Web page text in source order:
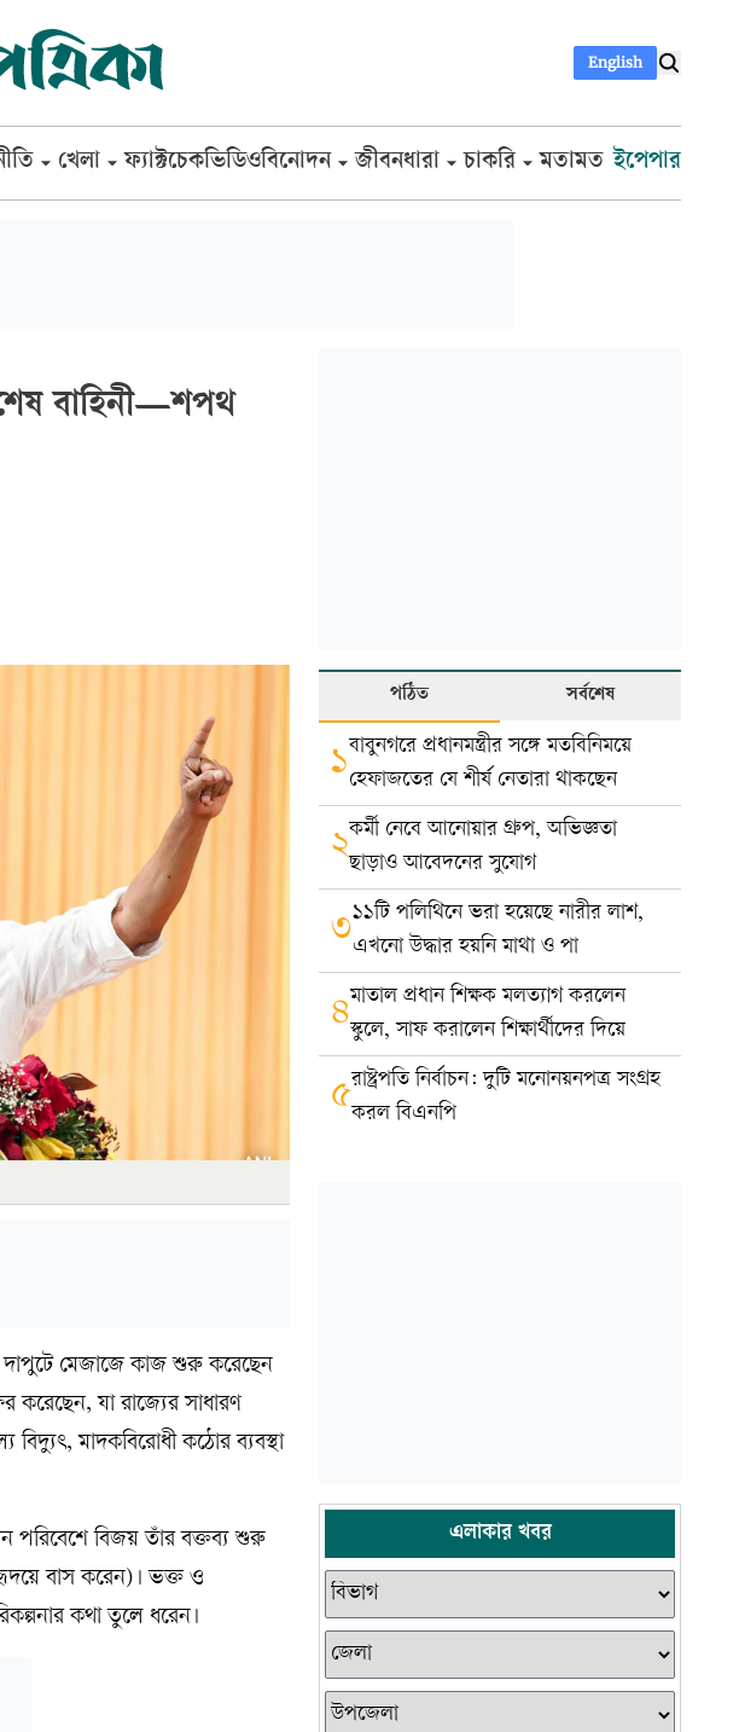
English
খেলা ফ্যাক্টচেকভিডিওবিনোদন জীবনধারা চাকরি মতামত ইপেপার
বাহিনী—শপথ
দাপুটে মেজাজে কাজ শুরু করেছেন
করেছেন, যা রাজ্যের সাধারণ
বিদ্যুৎ, মাদকবিরোধী কঠোর ব্যবস্থা
পরিবেশে বিজয় তাঁর বক্তব্য শুরু
বাস করেন)। ভক্ত ও
কথা তুলে ধরেন।
পঠিত সর্বশেষ
১বাবুনগরে প্রধানমন্ত্রীর সঙ্গে মতবিনিময়ে
হেফাজতের যে শীর্ষ নেতারা থাকছেন
২কর্মী নেবে আনোয়ার গ্রুপ, অভিজ্ঞতা
ছাড়াও আবেদনের সুযোগ
৩১১টি পলিথিনে ভরা হয়েছে নারীর লাশ,
এখনো উদ্ধার হয়নি মাথা ও পা
৪মাতাল প্রধান শিক্ষক মলত্যাগ করলেন
স্কুলে, সাফ করালেন শিক্ষার্থীদের দিয়ে
৫রাষ্ট্রপতি নির্বাচন: দুটি মনোনয়নপত্র সংগ্রহ
করল বিএনপি
এলাকার খবর